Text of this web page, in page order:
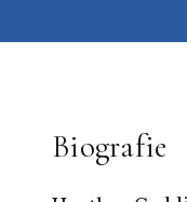
Biografie